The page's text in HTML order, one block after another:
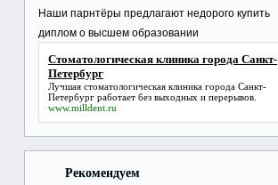
Наши парнтёры предлагают недорогокупить
диплом о высшем образовании
Стоматологическая клиника города Санкт-
Петербург
Лучшаястоматологическая клиника города Санкт-
Петербург работает без выходных и перерывов.
www.milldent.ru
Рекомендуем